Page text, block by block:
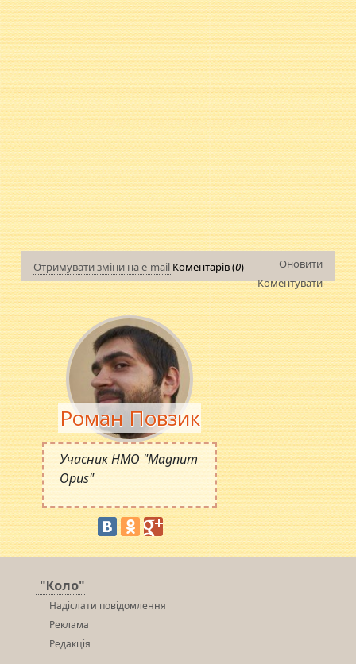
Отримувати зміни на e-mail Коментарів (0)
Оновити
Коментувати
Роман Повзик
Учасник НМО "Magnum
Opus"
"Коло"
Надіслати повідомлення
Реклама
Редакція